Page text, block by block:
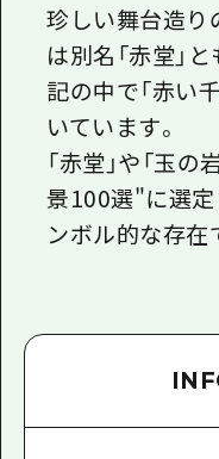
珍しい舞台造
は別名「赤堂」
記の中で「赤い
いています。
「赤堂」や「玉
景100選"に選定
ンボル的な存在